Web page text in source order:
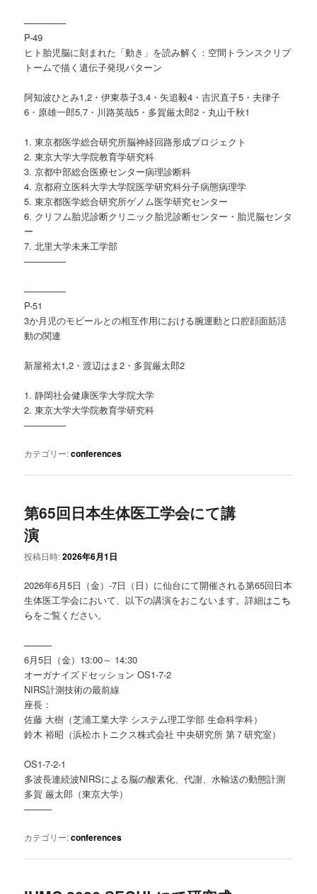
————–
P-49
ヒト胎児脳に刻まれた「動き」を読み解く：空間トランスクリプ
トームで描く遺伝子発現パターン
阿知波ひとみ1,2・伊東恭子3,4・矢追毅4・吉沢直子5・夫律子
6・原雄一郎5,7・川路英哉5・多賀厳太郎2・丸山千秋1
1. 東京都医学総合研究所脳神経回路形成プロジェクト
2. 東京大学大学院教育学研究科
3. 京都中部総合医療センター病理診断科
4. 京都府立医科大学大学院医学研究科分子病態病理学
5. 東京都医学総合研究所ゲノム医学研究センター
6. クリフム胎児診断クリニック胎児診断センター・胎児脳センタ
ー
7. 北里大学未来工学部
————–
————–
P-51
3か月児のモビールとの相互作用における腕運動と口腔顔面筋活
動の関連
新屋裕太1,2・渡辺はま2・多賀厳太郎2
1. 静岡社会健康医学大学院大学
2. 東京大学大学院教育学研究科
————–
カテゴリー:conferences
第65回日本生体医工学会にて講
演
投稿日時:2026年6月1日
2026年6月5日（金）-7日（日）に仙台にて開催される第65回日本
生体医工学会において、以下の講演をおこないます。詳細はこち
らをご覧ください。
———
6月5日（金）13:00～ 14:30
オーガナイズドセッション OS1-7-2
NIRS計測技術の最前線
座長：
佐藤 大樹（芝浦工業大学 システム理工学部 生命科学科）
鈴木 裕昭（浜松ホトニクス株式会社 中央研究所 第７研究室）
OS1-7-2-1
多波長連続波NIRSによる脳の酸素化、代謝、水輸送の動態計測
多賀 厳太郎（東京大学）
———
カテゴリー:conferences